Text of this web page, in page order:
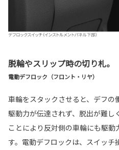
脱輪やスリップ時の切り札。
電動デフロック（フロント・リヤ）
車輪をスタックさせると、デフの
駆動力が伝達されず、脱出が難し
ことにより反対側の車輪にも駆
す。電動デフロックは、スイッチ